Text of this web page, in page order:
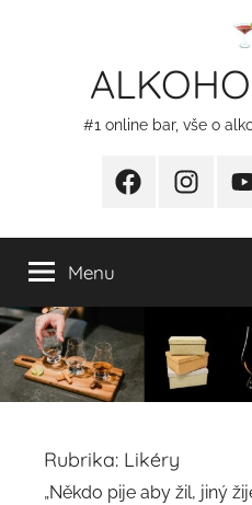
#1 online bar, vše o
Facebook YT
Menu
Rubrika: Likéry
„Někdo pije aby žil, jiný